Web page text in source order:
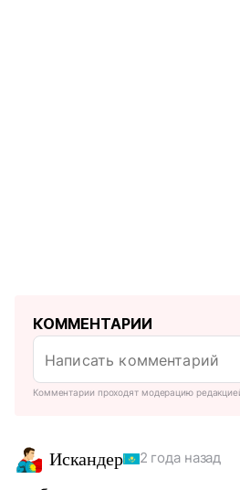
КОММЕНТАРИИ
Комментарии проходят модерацию
Искандер 2 года назад